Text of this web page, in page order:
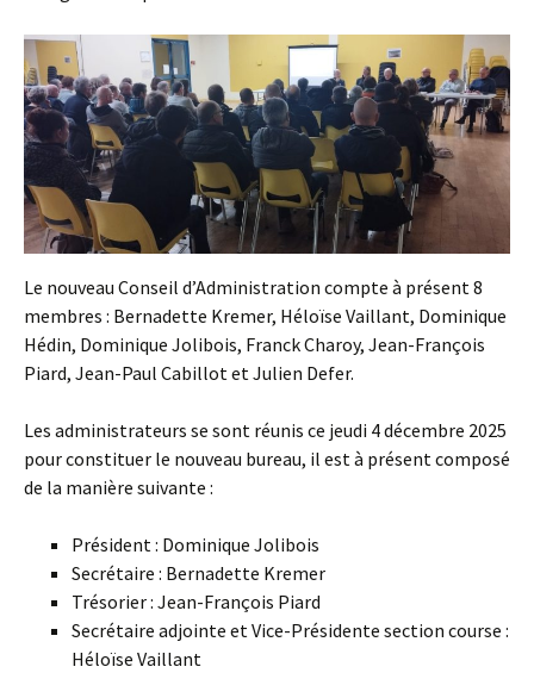
Le nouveau Conseil d’Administration compte à présent 8
membres : Bernadette Kremer, Héloïse Vaillant, Dominique
Hédin, Dominique Jolibois, Franck Charoy, Jean-François
Piard, Jean-Paul Cabillot et Julien Defer.
Les administrateurs se sont réunis ce jeudi 4 décembre 2025
pour constituer le nouveau bureau, il est à présent composé
de la manière suivante :
Président : Dominique Jolibois
Secrétaire : Bernadette Kremer
Trésorier : Jean-François Piard
Secrétaire adjointe et Vice-Présidente section course :
Héloïse Vaillant